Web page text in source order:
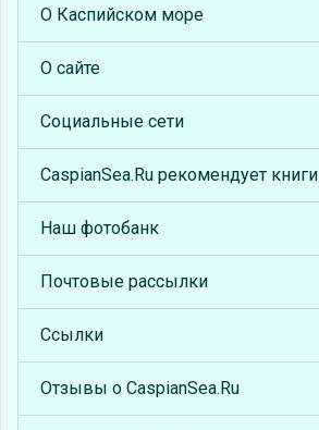
О Каспийском море
О сайте
Социальные сети
CaspianSea.Ru рекомендует книги
Наш фотобанк
Почтовые рассылки
Ссылки
Отзывы о CaspianSea.Ru